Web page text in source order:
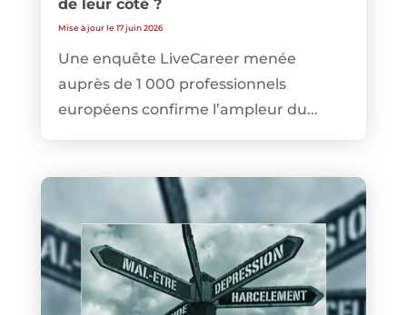
de leur côté ?
Mise à jour le 17 juin 2026
Une enquête LiveCareer menée
auprès de 1 000 professionnels
européens confirme l’ampleur du...